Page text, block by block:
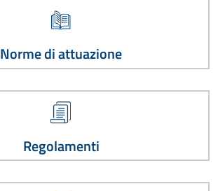
Norme di attuazione
Regolamenti